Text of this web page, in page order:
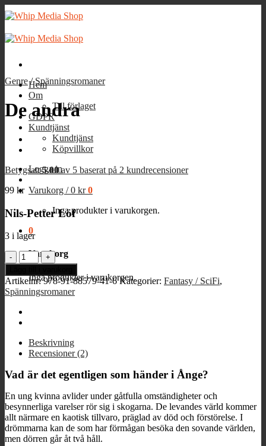
Skip
to
Hem
Om
Till förlaget
GDPR
Kundtjänst
Kundtjänst
Köpvillkor
Logga in
Varukorg /0 kr 0
Inga produkter i varukorgen.
0
Varukorg
Inga produkter i varukorgen.
Genre / Spänningsromaner
De andra
Betygsatt5.00av 5 baserat på 2 kundrecensioner
99 kr
Nils-Petter Löf
3 i lager
De
andra
mängd
Artikelnr:978-91-88579-41-6 Kategorier: Fantasy / SciFi,
Spänningsromaner
Beskrivning
Recensioner (2)
Vad är det egentligen som händer i Ånge?
En ung kvinna avlider under gåtfulla omständigheter och
besynnerliga varelser rör sig i skogarna. De levandes värld kommer
allt närmare en kaotisk tillvaro, präglad av död och förstörelse. I
drömmarna kan de som har förmågan besöka den sovande världen,
men dörren går åt två håll.